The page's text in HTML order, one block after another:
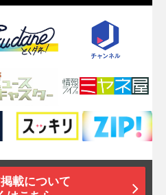
載について